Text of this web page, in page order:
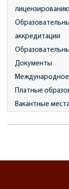
лицензированию
аккредитации
Документы
Международное
Платные
Вакантные